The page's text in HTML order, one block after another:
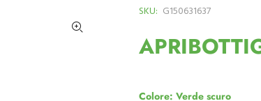
SKU: G150631637
Colore: Verde scuro